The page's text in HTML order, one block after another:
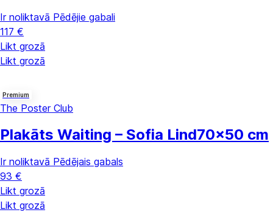
Ir noliktavā Pēdējie gabali
117 €
Likt grozā
Likt grozā
Premium
The Poster Club
Plakāts Waiting – Sofia Lind70x50 cm
Ir noliktavā Pēdējais gabals
93 €
Likt grozā
Likt grozā